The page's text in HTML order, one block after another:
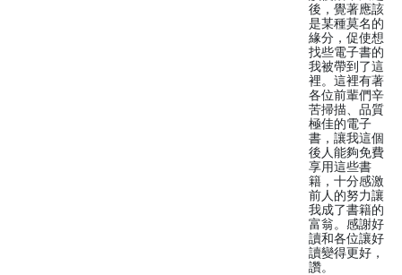
後，覺著應該
是某種莫名的
緣分，促使想
找些電子書的
我被帶到了這
裡。這裡有著
各位前輩們辛
苦掃描、品質
極佳的電子
書，讓我這個
後人能夠免費
享用這些書
籍，十分感激
前人的努力讓
我成了書籍的
富翁。感謝好
讀和各位讓好
讀變得更好，
讚。